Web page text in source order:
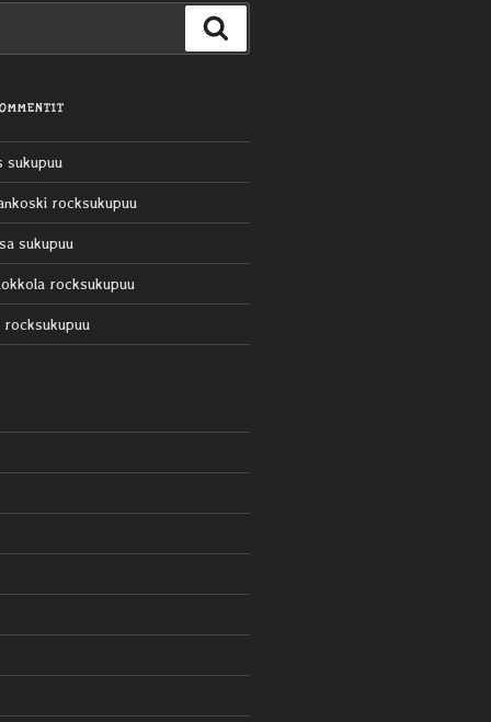
sukupuu
rocksukupuu
sukupuu
rocksukupuu